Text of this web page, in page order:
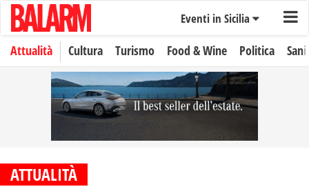
Eventi in Sicilia
Attualità Cultura Turismo Food & Wine Politica
ATTUALITÀ